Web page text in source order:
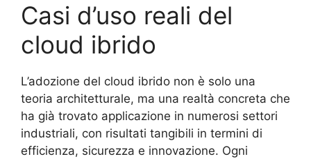
Casi d’uso reali del
cloud ibrido
L’adozione del cloud ibrido non è solo una
teoria architetturale, ma una realtà concreta che
ha già trovato applicazione in numerosi settori
industriali, con risultati tangibili in termini di
efficienza, sicurezza e innovazione. Ogni